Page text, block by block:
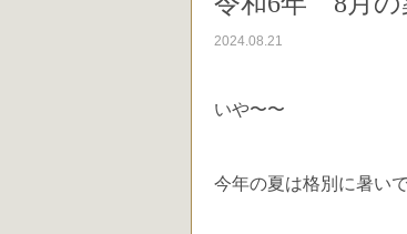
2024.08.21
いや〜〜
今年の夏は格別に暑い